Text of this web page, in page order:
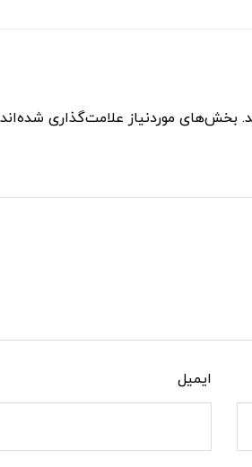
بخش‌های موردنیاز علامت‌گذاری شده‌اند
ایمیل